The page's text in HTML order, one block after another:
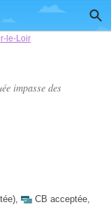
le-Loir
impasse des
, CB acceptée,